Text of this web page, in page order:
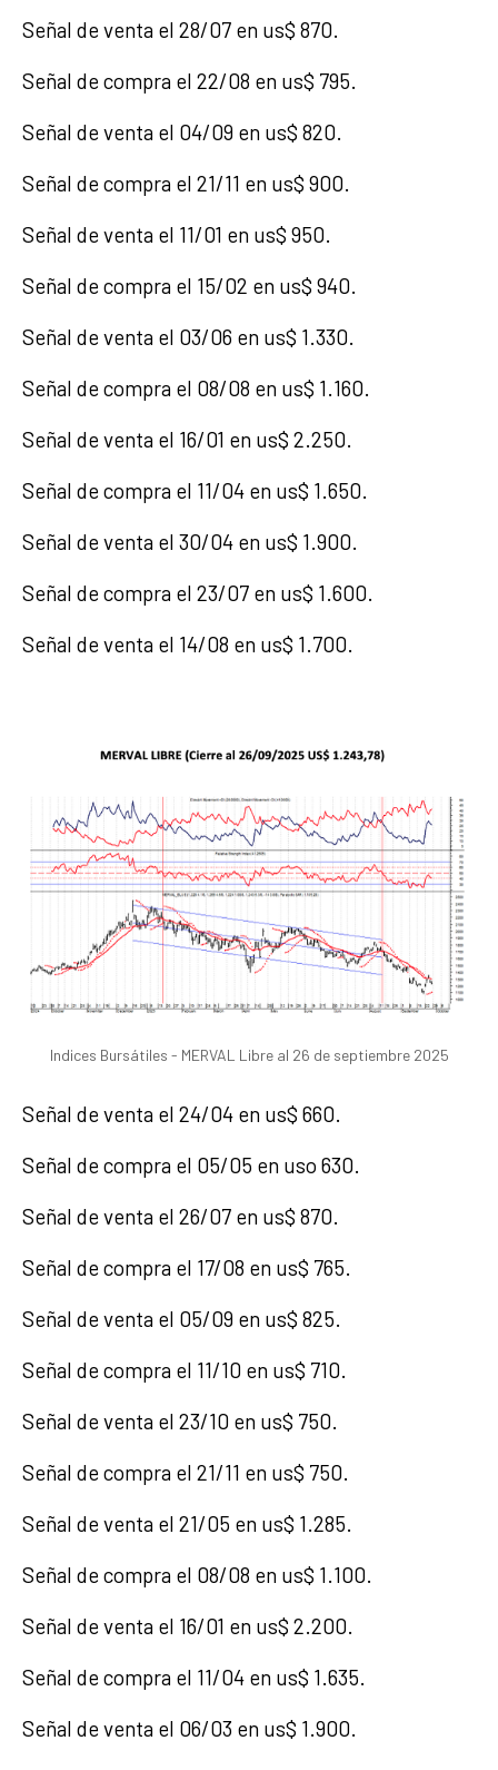
Señal de venta el 28/07 en us$ 870.
Señal de compra el 22/08 en us$ 795.
Señal de venta el 04/09 en us$ 820.
Señal de compra el 21/11 en us$ 900.
Señal de venta el 11/01 en us$ 950.
Señal de compra el 15/02 en us$ 940.
Señal de venta el 03/06 en us$ 1.330.
Señal de compra el 08/08 en us$ 1.160.
Señal de venta el 16/01 en us$ 2.250.
Señal de compra el 11/04 en us$ 1.650.
Señal de venta el 30/04 en us$ 1.900.
Señal de compra el 23/07 en us$ 1.600.
Señal de venta el 14/08 en us$ 1.700.
Indices Bursátiles - MERVAL Libre al 26 de septiembre 2025
Señal de venta el 24/04 en us$ 660.
Señal de compra el 05/05 en uso 630.
Señal de venta el 26/07 en us$ 870.
Señal de compra el 17/08 en us$ 765.
Señal de venta el 05/09 en us$ 825.
Señal de compra el 11/10 en us$ 710.
Señal de venta el 23/10 en us$ 750.
Señal de compra el 21/11 en us$ 750.
Señal de venta el 21/05 en us$ 1.285.
Señal de compra el 08/08 en us$ 1.100.
Señal de venta el 16/01 en us$ 2.200.
Señal de compra el 11/04 en us$ 1.635.
Señal de venta el 06/03 en us$ 1.900.